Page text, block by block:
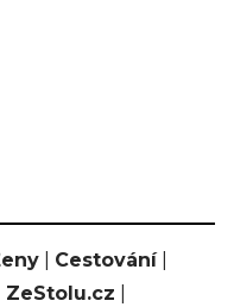
Cestování|
ZeStolu.cz